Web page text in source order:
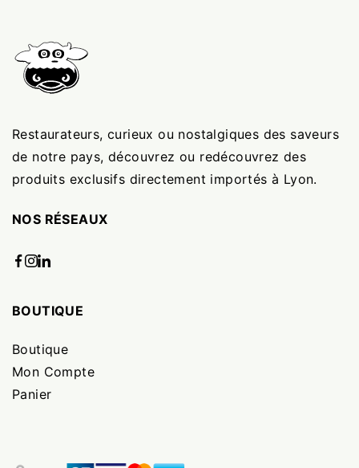
Restaurateurs, curieux ou nostalgiques des saveurs
de notre pays, découvrez ou redécouvrez des
produits exclusifs directement importés à Lyon.
NOS RÉSEAUX
BOUTIQUE
Boutique
Mon Compte
Panier